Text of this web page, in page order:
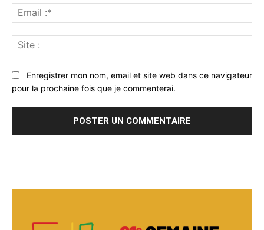
:*
:
Enregistrer mon nom, email et site web dans ce navigateur
pour la prochaine fois que je commenterai.